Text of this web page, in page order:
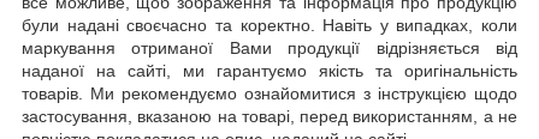
були надані своєчасно та коректно. Навіть у випадках, коли
маркування отриманої Вами продукції відрізняється від
наданої на сайті, ми гарантуємо якість та оригінальність
товарів. Ми рекомендуємо ознайомитися з інструкцією щодо
застосування, вказаною на товарі, перед використанням, а не